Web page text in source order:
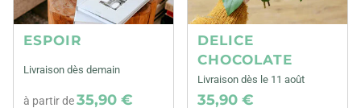
ESPOIR
Livraison dès demain
à partir de35,90 €
DELICE
CHOCOLATE
Livraison dès le 11 août
35,90 €